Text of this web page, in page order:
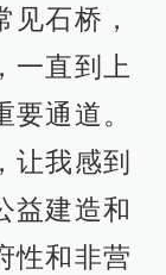
石桥，
一直到上
通道。
让我感到
益建造和
性和非营